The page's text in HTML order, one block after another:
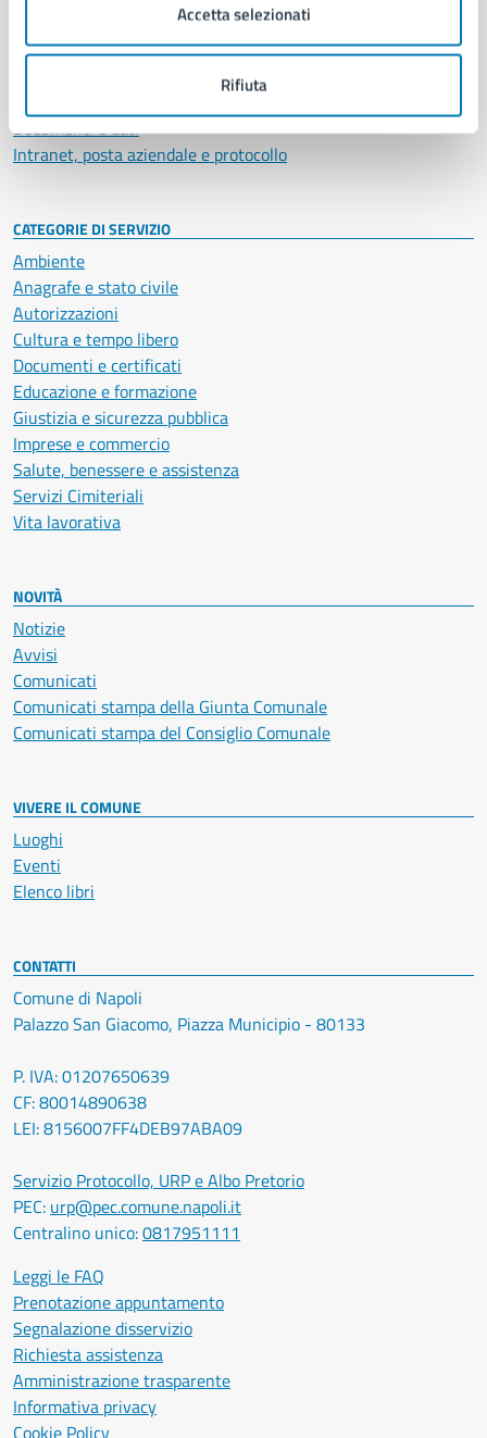
Accetta selezionati
Rifiuta
Enti e fondazioni
Documenti e dati
Intranet, posta aziendale e protocollo
CATEGORIE DI SERVIZIO
Ambiente
Anagrafe e stato civile
Autorizzazioni
Cultura e tempo libero
Documenti e certificati
Educazione e formazione
Giustizia e sicurezza pubblica
Imprese e commercio
Salute, benessere e assistenza
Servizi Cimiteriali
Vita lavorativa
NOVITÀ
Notizie
Avvisi
Comunicati
Comunicati stampa della Giunta Comunale
Comunicati stampa del Consiglio Comunale
VIVERE IL COMUNE
Luoghi
Eventi
Elenco libri
CONTATTI
Comune di Napoli
Palazzo San Giacomo, Piazza Municipio - 80133
P. IVA: 01207650639
CF: 80014890638
LEI: 8156007FF4DEB97ABA09
Servizio Protocollo, URP e Albo Pretorio
PEC: urp@pec.comune.napoli.it
Centralino unico:0817951111
Leggi le FAQ
Prenotazione appuntamento
Segnalazione disservizio
Richiesta assistenza
Amministrazione trasparente
Informativa privacy